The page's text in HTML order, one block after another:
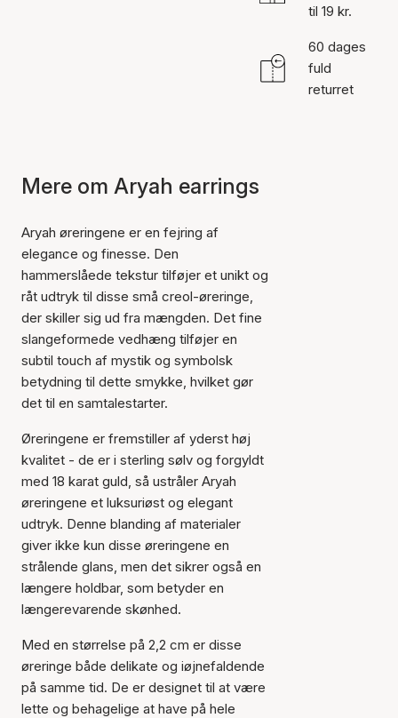
til 19 kr.
60 dages
fuld
returret
Mere om Aryah earrings
Aryah øreringene er en fejring af
elegance og finesse. Den
hammerslåede tekstur tilføjer et unikt og
råt udtryk til disse små creol-øreringe,
der skiller sig ud fra mængden. Det fine
slangeformede vedhæng tilføjer en
subtil touch af mystik og symbolsk
betydning til dette smykke, hvilket gør
det til en samtalestarter.
Øreringene er fremstiller af yderst høj
kvalitet - de er i sterling sølv og forgyldt
med 18 karat guld, så ustråler Aryah
øreringene et luksuriøst og elegant
udtryk. Denne blanding af materialer
giver ikke kun disse øreringene en
strålende glans, men det sikrer også en
længere holdbar, som betyder en
længerevarende skønhed.
Med en størrelse på 2,2 cm er disse
øreringe både delikate og iøjnefaldende
på samme tid. De er designet til at være
lette og behagelige at have på hele